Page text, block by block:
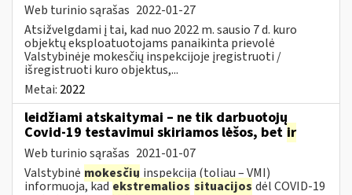
Web turinio sąrašas 2022-01-27
Atsižvelgdami į tai, kad nuo 2022 m. sausio 7 d. kuro
objektų eksploatuotojams panaikinta prievolė
Valstybinėje mokesčių inspekcijoje įregistruoti /
išregistruoti kuro objektus,...
Metai: 2022
leidžiami atskaitymai – ne tik darbuotojų
Covid-19 testavimui skiriamos lėšos, bet ir
Web turinio sąrašas 2021-01-07
Valstybinė mokesčių inspekcija (toliau – VMI)
informuoja, kadekstremalios situacijos dėl COVID-19